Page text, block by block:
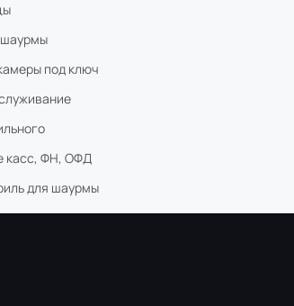
под ключ
касс, ФН, ОФД
для шаурмы